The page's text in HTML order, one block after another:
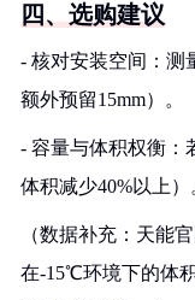
四、选购建议
- 核对安装空间：测
额外预留15mm）。
- 容量与体积权衡：
体积减少40%以上）
（数据补充：天能
在-15℃环境下的体